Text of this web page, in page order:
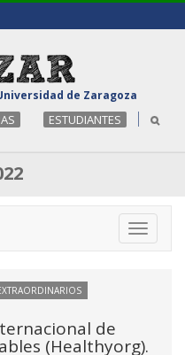
de Zaragoza
ESTUDIANTES
Toggle
de
(Healthyorg).